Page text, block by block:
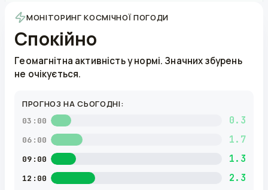
МОНІТОРИНГ КОСМІЧНОЇ ПОГОДИ
Спокійно
Геомагнітна активність у нормі. Значних збурень
не очікується.
ПРОГНОЗ НА СЬОГОДНІ:
03:00 0.3
06:00 1.7
09:00 1.3
12:00 2.3